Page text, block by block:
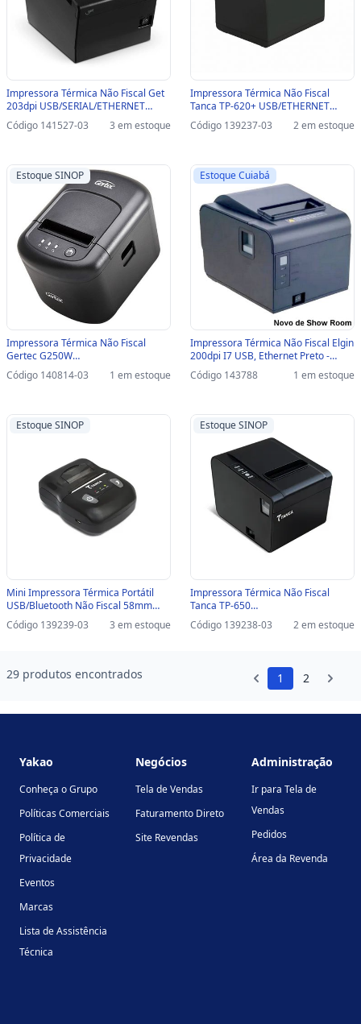
Impressora Térmica Não Fiscal Get
203dpi USB/SERIAL/ETHERNET
Preto - GT - Com Guilhotina-SINOP-
03 - 71840
Código 141527-03 3 em estoque
Impressora Térmica Não Fiscal
Tanca TP-620+ USB/ETHERNET
Preto - Com Guilhotina-SINOP-03 -
TP-620+
Código 139237-03 2 em estoque
Estoque SINOP
Impressora Térmica Não Fiscal
Gertec G250W
USB/SERIAL/ETHERNET/WI-FI Preto -
Com Guilhotina-SINOP-03 - G250W -
Código 140814-03 1 em estoque
Estoque Cuiabá
Impressora Térmica Não Fiscal Elgin
200dpi I7 USB, Ethernet Preto -
46BI7PUGCBU0 / 46BI7PUECK /
46I7PUECKD00 - com Guilhotina
Código 143788 1 em estoque
Estoque SINOP
Mini Impressora Térmica Portátil
USB/Bluetooth Não Fiscal 58mm
Tanca - TMP-500-SINOP-03 - TMP-
500
Código 139239-03 3 em estoque
Estoque SINOP
Impressora Térmica Não Fiscal
Tanca TP-650
USB/SERIAL/ETHERNET Preto - Com
Guilhotina-SINOP-03 - TP-620
Código 139238-03 2 em estoque
29 produtos encontrados 1 2
Yakao
Conheça o Grupo
Políticas Comerciais
Política de
Privacidade
Eventos
Marcas
Lista de Assistência
Técnica
Negócios
Tela de Vendas
Faturamento Direto
Site Revendas
Administração
Ir para Tela de
Vendas
Pedidos
Área da Revenda